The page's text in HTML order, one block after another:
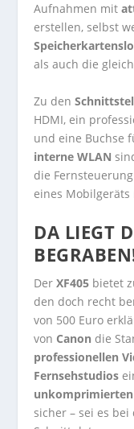
Aufnahmen mit
erstellen, selbst
als auch die
Zu den
HDMI, ein
und eine Buchse
interne WLAN
die
eines Mobilgeräts
DA LIEGT
DerXF405 bietet
den doch recht
von 500 Euro
von Canon die
professionellen
Fernsehstudios
sicher – sei es